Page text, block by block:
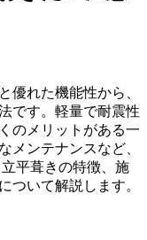
優れた機能性から、
です。軽量で耐震性
のメリットがある一
メンテナンスなど、
平葺きの特徴、施
ついて解説します。